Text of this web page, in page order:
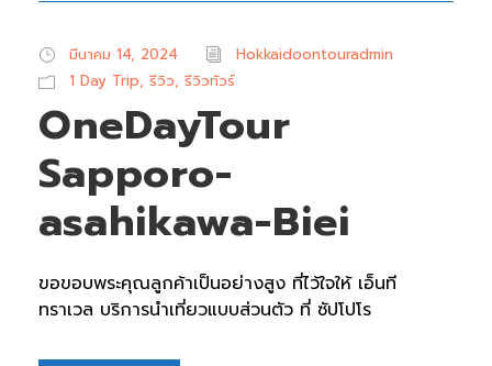
มีนาคม 14, 2024
Hokkaidoontouradmin
1 Day Trip, รีวิว, รีวิวทัวร์
OneDayTour
Sapporo-
asahikawa-Biei
ขอขอบพระคุณลูกค้าเป็นอย่างสูง ที่ไว้ใจให้ เอ็นที
ทราเวล บริการนำเที่ยวแบบส่วนตัว ที่ ซัปโปโร